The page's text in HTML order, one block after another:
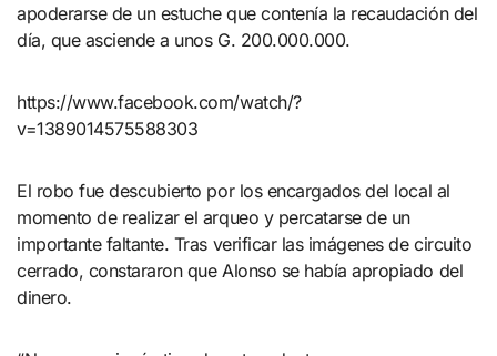
apoderarse de un estuche que contenía la recaudación del
día, que asciende a unos G. 200.000.000.
https://www.facebook.com/watch/?
v=1389014575588303
El robo fue descubierto por los encargados del local al
momento de realizar el arqueo y percatarse de un
importante faltante. Tras verificar las imágenes de circuito
cerrado, constararon que Alonso se había apropiado del
dinero.